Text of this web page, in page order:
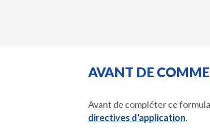
AVANT DE
Avant de compléter ce
directives d'application.